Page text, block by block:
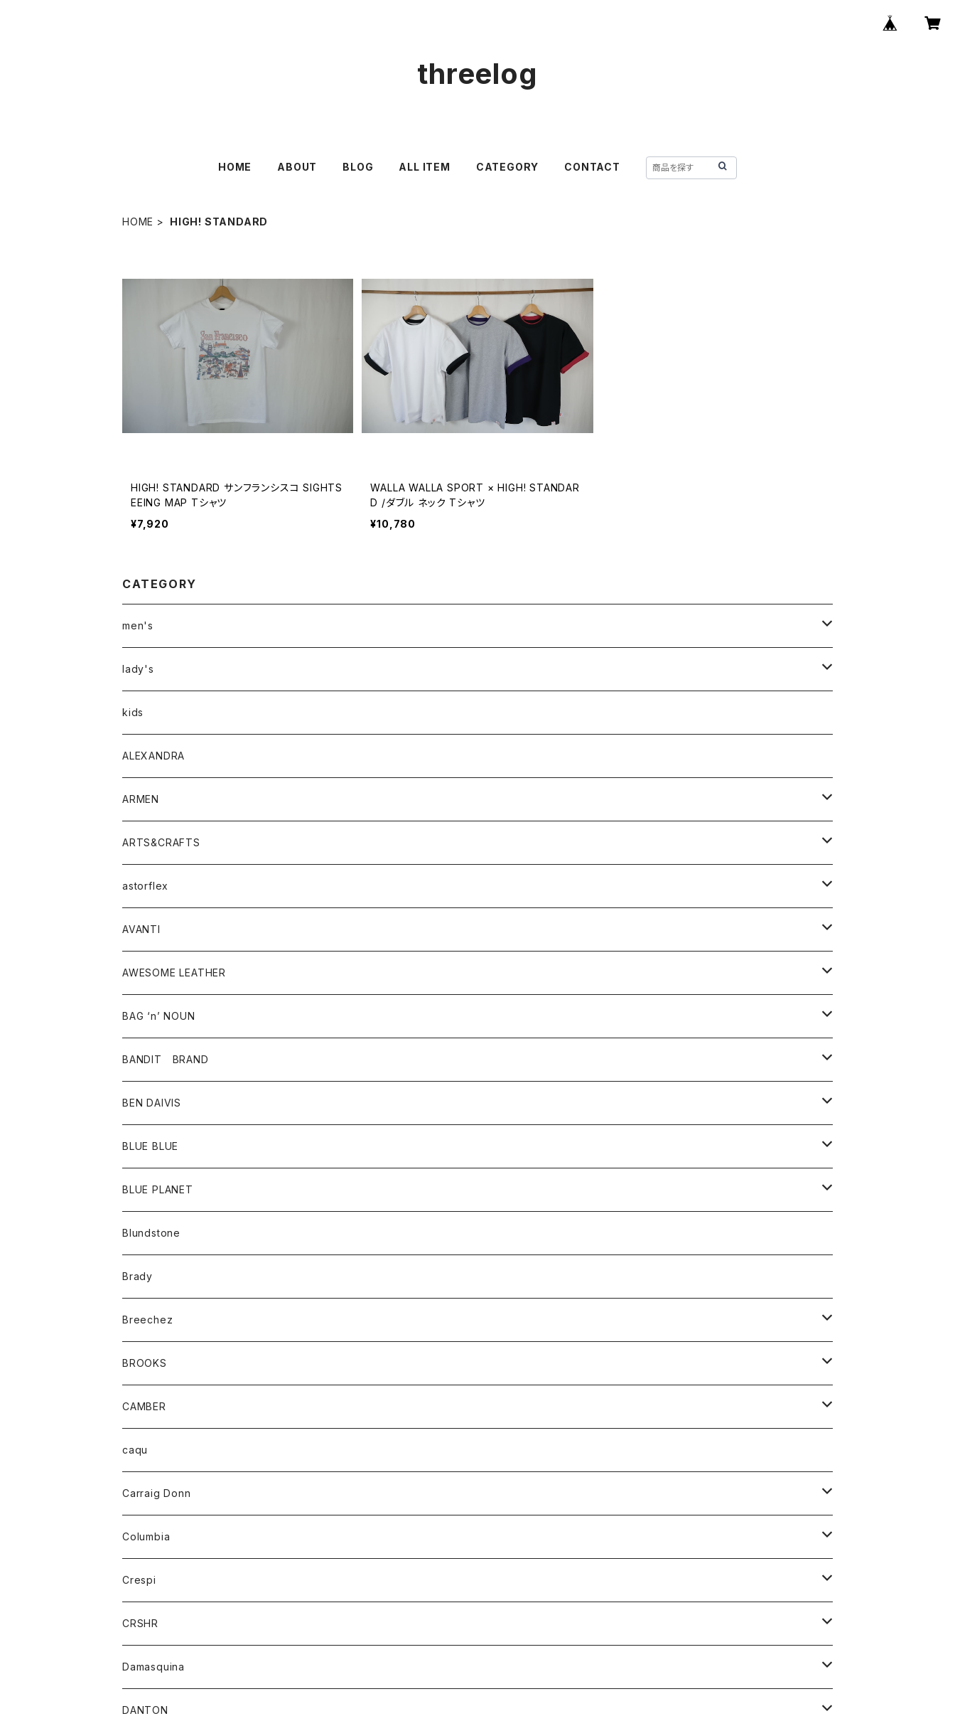
threelog
HOME ABOUT BLOG ALL ITEM CATEGORY CONTACT
HOME HIGH! STANDARD
HIGH! STANDARD サンフランシスコ SIGHTS
EEING MAP Tシャツ
¥7,920
WALLA WALLA SPORT × HIGH! STANDAR
D /ダブル ネック Tシャツ
¥10,780
CATEGORY
men's
アウター
トップス
Tシャツ
シャツ
ボトムス
lady's
アウター
トップス
Tシャツ・カットソー
シャツ・ブラウス
ボトムス
パンツ
スカート
ワンピース・オールインワン
バッグ
シューズ
アクセサリー
その他雑貨
kids
ALEXANDRA
ARMEN
アウター
コート
ジャケット
トップス
ベスト
シャツ
ワンピース
ボトム
スカート
パンツ
グッズ
靴
ARTS&CRAFTS
アクセサリー
ウォレット
バッグ
astorflex
グッズ
靴
AVANTI
シャツ
AWESOME LEATHER
アウター
革ジャケット
BAG ‘n’ NOUN
アクセサリー
バッグ
ポーチ
BANDIT BRAND
トップス
Ｔシャツ
BEN DAIVIS
ポトム
パンツ
BLUE BLUE
アウター
カーディガン
コート
アクセサリー
バッグ
ベルト
キッズ
Tシャツ
グッズ
アンダーウェアー
カードホルダー
チーフ
バンダナ
トップス
カーディガン
トレーナー
パーカー
ボトム
オーバーオール
ショートパンツ
レディース
オーバーオール
カーディガン
BLUE PLANET
サングラス
Blundstone
Brady
Breechez
シャツ
BROOKS
グッズ
靴
CAMBER
トップス
ハーフスリーブTシャツ
caqu
Carraig Donn
ニット
Columbia
アウター
ジャケット
Crespi
ジャケット
ワンピース
ブラウス
CRSHR
キャップ
Damasquina
ウォレット
DANTON